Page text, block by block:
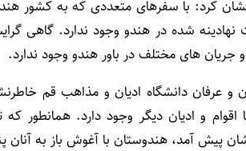
کرد: با سفرهای متعددی که به کشور هند
شده در هندو وجود ندارد. گاهی
جریان های مختلف در باور هندو وجود ندارد.
و عرفان دانشگاه ادیان و مذاهب قم
اقوام و ادیان دیگر وجود دارد. همانطور
پیش آمد، هندوستان با آغوش باز به آنان